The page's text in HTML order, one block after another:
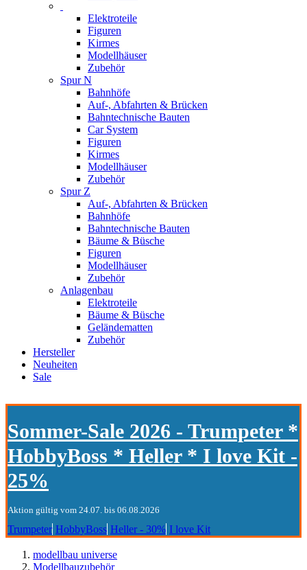
Elektroteile
Figuren
Kirmes
Modellhäuser
Zubehör
Spur N
Bahnhöfe
Auf-, Abfahrten & Brücken
Bahntechnische Bauten
Car System
Figuren
Kirmes
Modellhäuser
Zubehör
Spur Z
Auf-, Abfahrten & Brücken
Bahnhöfe
Bahntechnische Bauten
Bäume & Büsche
Figuren
Modellhäuser
Zubehör
Anlagenbau
Elektroteile
Bäume & Büsche
Geländematten
Zubehör
Hersteller
Neuheiten
Sale
Sommer-Sale 2026 - Trumpeter *
HobbyBoss * Heller * I love Kit -
25%
Aktion gültig vom 24.07. bis 06.08.2026
Trumpeter HobbyBoss Heller - 30% I love Kit
modellbau universe
Modellbauzubehör